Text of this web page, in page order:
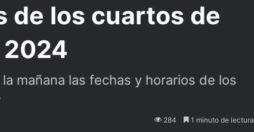
de los cuartos de
mañana las fechas y horarios de los
284 1 minuto de lectura